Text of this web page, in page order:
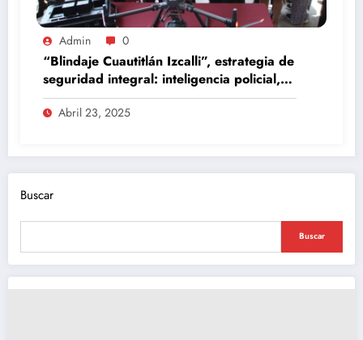
Admin 0
“Blindaje Cuautitlán Izcalli”, estrategia de
seguridad integral: inteligencia policial,
participación ciudadana y tecnología de
última generación
Abril 23, 2025
Buscar
Buscar